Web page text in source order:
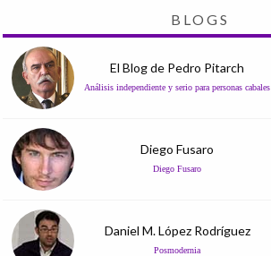
BLOGS
El Blog de Pedro Pitarch
Análisis independiente y serio para personas cabales
Diego Fusaro
Diego Fusaro
Daniel M. López Rodríguez
Posmodernia